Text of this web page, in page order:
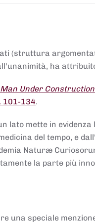
(struttura
ha
Under
101-134.
lato mette in
del tempo, e
Naturæ
la parte più
una speciale